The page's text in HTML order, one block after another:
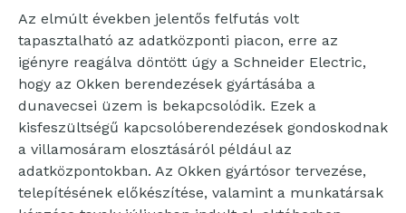
Az elmúlt években jelentős felfutás volt
tapasztalható az adatközponti piacon, erre az
igényre reagálva döntött úgy a Schneider Electric,
hogy az Okken berendezések gyártásába a
dunavecsei üzem is bekapcsolódik. Ezek a
kisfeszültségű kapcsolóberendezések gondoskodnak
a villamosáram elosztásáról például az
adatközpontokban. Az Okken gyártósor tervezése,
telepítésének előkészítése, valamint a munkatársak